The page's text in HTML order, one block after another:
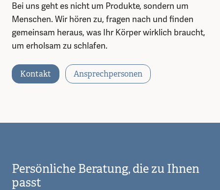
Bei uns geht es nicht um Produkte, sondern um
Menschen. Wir hören zu, fragen nach und finden
gemeinsam heraus, was Ihr Körper wirklich braucht,
um erholsam zu schlafen.
Kontakt Ansprechpersonen
Persönliche Beratung, die zu Ihnen
passt